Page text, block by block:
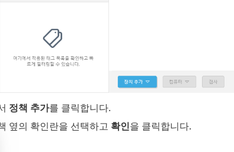
정책 추가를 클릭합니다.
옆의 확인란을 선택하고 확인을 클릭합니다.